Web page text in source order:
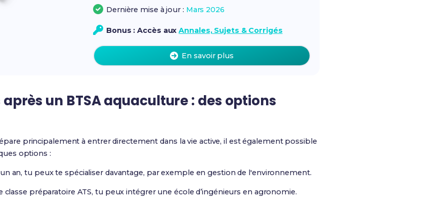
Dernière mise à jour : Mars 2026
Bonus : Accès auxAnnales, Sujets & Corrigés
En savoir plus
un BTSA aquaculture : des options
principalement à entrer directement dans la vie active, il est également possible
options :
an, tu peux te spécialiser davantage, par exemple en gestion de l'environnement.
classe préparatoire ATS, tu peux intégrer une école d’ingénieurs en agronomie.